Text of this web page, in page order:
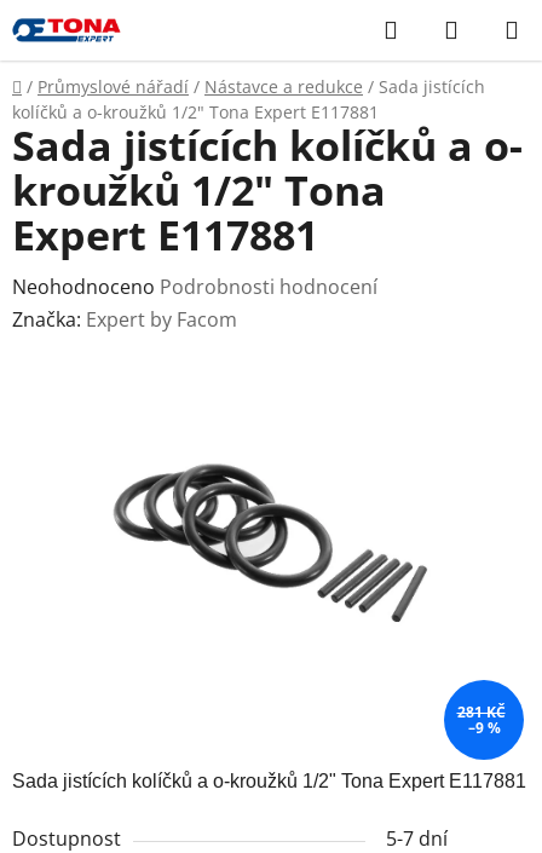
Přejít
na
obsah
Hledat
KOŠÍK
Domů
/ Průmyslové nářadí / Nástavce a redukce / Sada jistících
kolíčků a o-kroužků 1/2" Tona Expert E117881
Sada jistících kolíčků a o-kroužků 1/2" Tona Expert E117881
Dostupnost
5-7 dní
Sada jistících kolíčků a o-
kroužků 1/2" Tona
Expert E117881
Průměrné
hodnocení
Neohodnoceno Podrobnosti hodnocení
Značka: Expert by Facom
281 KČ
–9 %